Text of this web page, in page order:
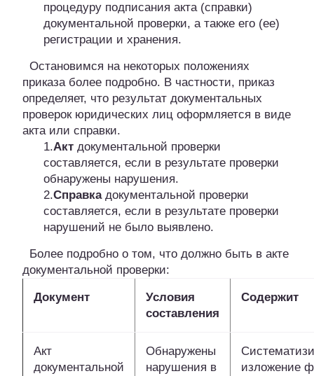
процедуру подписания акта (справки)
документальной проверки, а также его (ее)
регистрации и хранения.
Остановимся на некоторых положениях
приказа более подробно. В частности, приказ
определяет, что результат документальных
проверок юридических лиц оформляется в виде
акта или справки.
1.Акт документальной проверки
составляется, если в результате проверки
обнаружены нарушения.
2.Справкадокументальной проверки
составляется, если в результате проверки
нарушений не было выявлено.
Более подробно о том, что должно быть в акте
документальной проверки:
Документ
Условия
составления
Содержит
Акт
документальной
Обнаружены
нарушения в
изложение